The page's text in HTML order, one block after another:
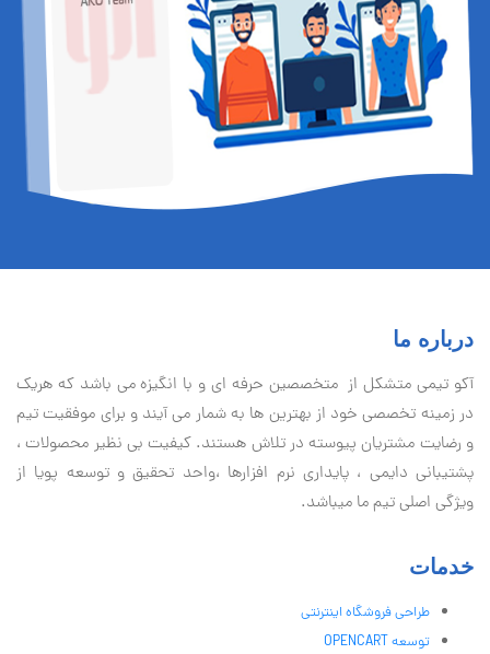
درباره ما
آكو تيمی متشکل از متخصصین حرفه ای و با انگیزه می باشد که هریک
در زمینه تخصصی خود از بهترین ها به شمار می آیند و برای موفقیت تيم
و رضایت مشتریان پیوسته در تلاش هستند. کیفیت بی نظير محصولات ،
پشتیبانی دايمی ، پایداری نرم افزارها ،واحد تحقیق و توسعه پویا از
ویژگی اصلی تیم ما میباشد.
خدمات
طراحی فروشگاه اینترنتی
توسعه OPENCART